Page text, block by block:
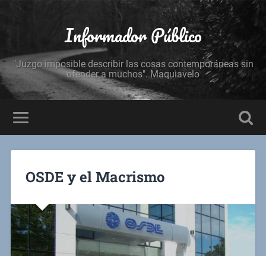
Informador Público
"Juzgo imposible describir las cosas contemporáneas sin
ofender a muchos". Maquiavelo
OSDE y el Macrismo